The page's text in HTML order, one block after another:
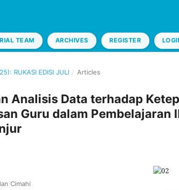
TEAM ARCHIVES REGISTER
RUKASI EDISI JULI / Articles
Analisis Data terhadap
Guru dalam Pembelajaran
Cimahi